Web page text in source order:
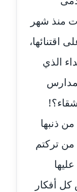
منذ شهر
اقتنائها،
الذي
ذنبها
من تركتم
أفكار